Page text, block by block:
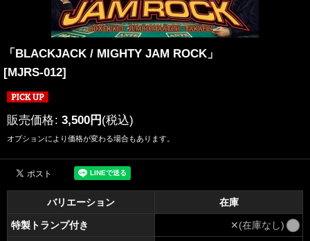
「BLACKJACK / MIGHTY JAM ROCK」
[MJRS-012]
販売価格: 3,500円(税込)
オプションにより価格が変わる場合もあります。
バリエーション 在庫
特製トランプ付き ✕(在庫なし)